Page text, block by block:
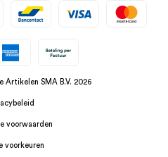
Artikelen SMA B.V. 2026
voorwaarden
voorkeuren